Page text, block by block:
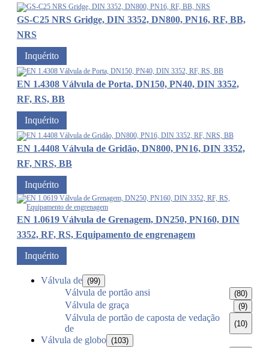
GS-C25 NRS Gridge, DIN 3352, DN800, PN16, RF, BB,
NRS
Inquérito
EN 1.4308 Válvula de Porta, DN150, PN40, DIN 3352,
RF, RS, BB
Inquérito
EN 1.4408 Válvula de Gridão, DN800, PN16, DIN 3352,
RF, NRS, BB
Inquérito
EN 1.0619 Válvula de Grenagem, DN250, PN160, DIN
3352, RF, RS, Equipamento de engrenagem
Inquérito
Válvula de (99)
Válvula de portão ansi (80)
Válvula de graça (9)
Válvula de portão de caposta de vedação
de
(10)
Válvula de globo (103)